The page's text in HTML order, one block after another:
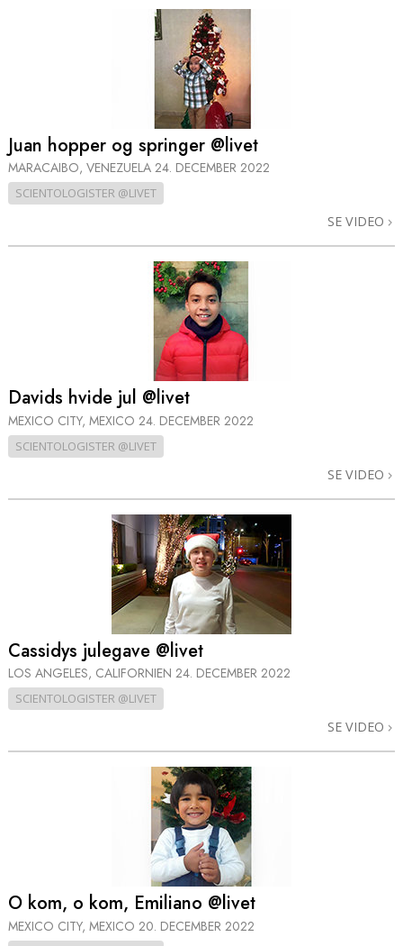
Juan hopper og springer @livet
MARACAIBO, VENEZUELA 24. DECEMBER 2022
SCIENTOLOGISTER @LIVET
SE VIDEO
Davids hvide jul @livet
MEXICO CITY, MEXICO 24. DECEMBER 2022
SCIENTOLOGISTER @LIVET
SE VIDEO
Cassidys julegave @livet
LOS ANGELES, CALIFORNIEN 24. DECEMBER 2022
SCIENTOLOGISTER @LIVET
SE VIDEO
O kom, o kom, Emiliano @livet
MEXICO CITY, MEXICO 20. DECEMBER 2022